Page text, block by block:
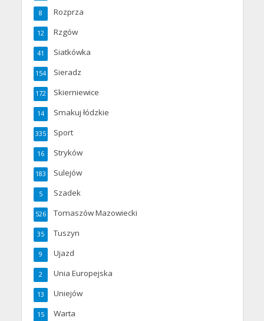
Rozprza
8
Rzgów
12
Siatkówka
41
Sieradz
154
Skierniewice
172
Smakuj łódzkie
14
Sport
335
Stryków
16
Sulejów
183
Szadek
5
Tomaszów Mazowiecki
526
Tuszyn
35
Ujazd
9
Unia Europejska
2
Uniejów
13
Warta
15